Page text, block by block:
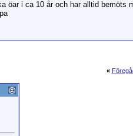
öar i ca 10 år och har alltid
«